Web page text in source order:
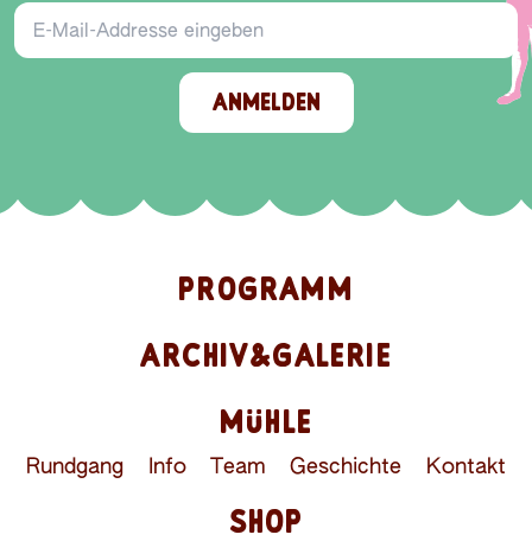
ANMELDEN
PROGRAMM
ARCHIV&GALERIE
MÜHLE
Rundgang Info Team Geschichte Kontakt
SHOP